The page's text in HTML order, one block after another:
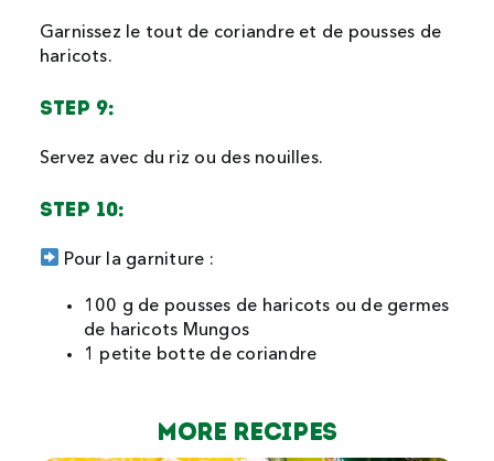
Garnissez le tout de coriandre et de pousses de
haricots.
STEP 9:
Servez avec du riz ou des nouilles.
STEP 10:
Pour la garniture :
100 g de pousses de haricots ou de germes
de haricots Mungos
1 petite botte de coriandre
MORE Recipes